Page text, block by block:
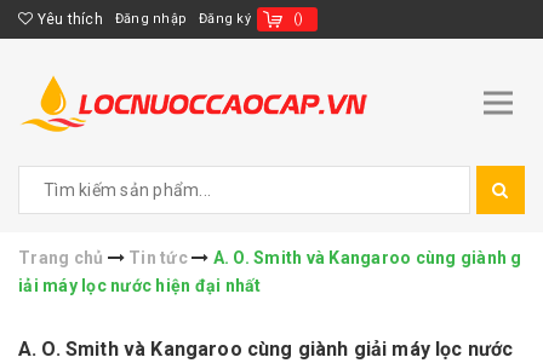
Yêu thích Đăng nhập Đăng ký ()
Trang chủ Tin tức
A. O. Smith và Kangaroo cùng giành g
iải máy lọc nước hiện đại nhất
A. O. Smith và Kangaroo cùng giành giải máy lọc nước